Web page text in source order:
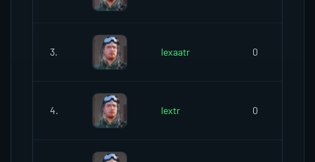
3. lexaatr 0
4. lextr 0